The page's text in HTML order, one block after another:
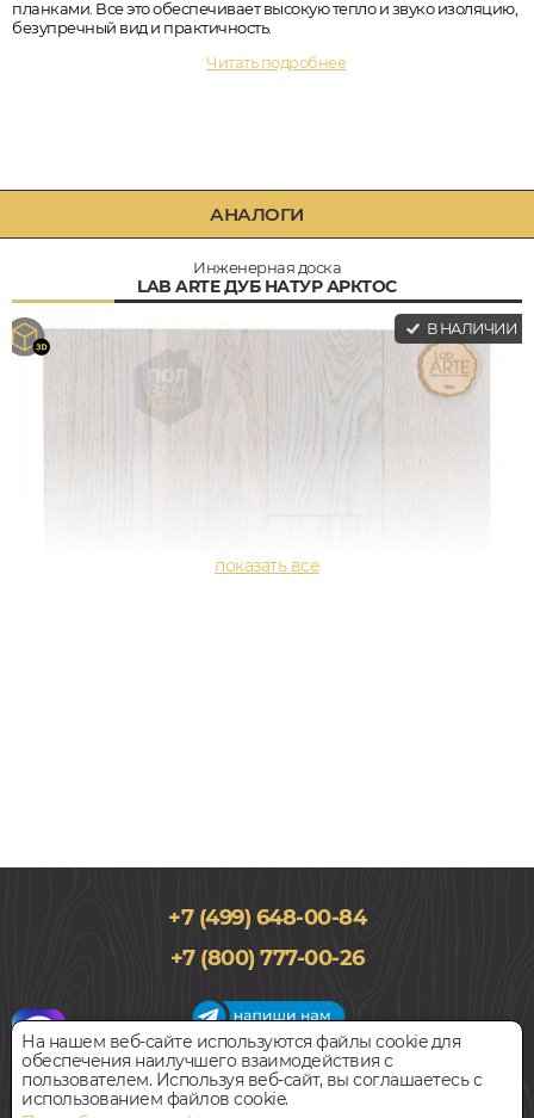
планками. Все это обеспечивает высокую тепло и звуко изоляцию,
безупречный вид и практичность.
Читать подробнее
АНАЛОГИ
Инженерная доска
LAB ARTE ДУБ НАТУР АРКТОС
В НАЛИЧИИ
130x400-1300, 15мм
Дуб, Однополосный, Лак, Натур
Цена за 1 м² 6 068руб.
БЫСТРЫЙ ЗАКАЗ КУПИТЬ
+7 (499) 648-00-84
+7 (800) 777-00-26
График работы салона
Пн-Вс с 09:00 до 21:00
Наш адрес:127018, г. Москва,
На нашем веб-сайте используются файлы cookie для
обеспечения наилучшего взаимодействия с
пользователем. Используя веб-сайт, вы соглашаетесь с
использованием файлов cookie.